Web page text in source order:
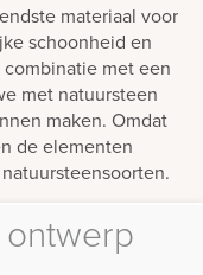
materiaal voor
schoonheid en
met een
met natuursteen
maken. Omdat
de elementen